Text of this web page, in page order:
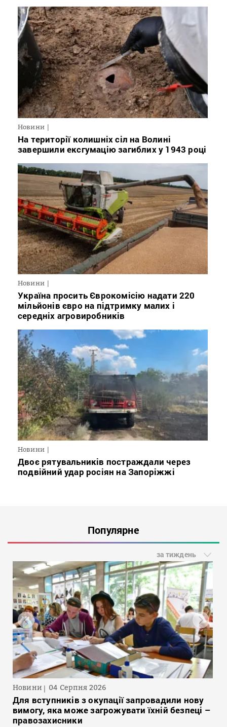
Новини
На території колишніх сіл на Волині
завершили ексгумацію загиблих у 1943 році
Новини
Україна просить Єврокомісію надати 220
мільйонів євро на підтримку малих і
середніх агровиробників
Новини
Двоє рятувальників постраждали через
подвійний удар росіян на Запоріжжі
Популярне
за тиждень
Новини 04 Серпня 2026
Для вступників з окупації запровадили нову
вимогу, яка може загрожувати їхній безпеці –
правозахисники